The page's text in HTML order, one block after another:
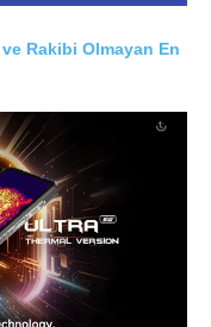
Rakibi Olmayan En